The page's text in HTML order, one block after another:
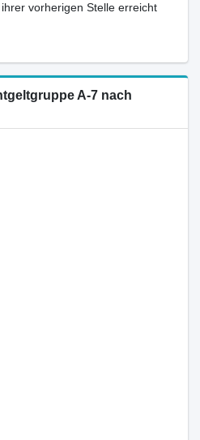
vorherigen Stelle erreicht
A-7 nach